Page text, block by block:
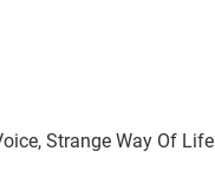
Strange Way Of Life